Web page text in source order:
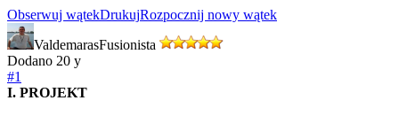
Obserwuj wątekDrukujRozpocznij nowy wątek
ValdemarasFusionista
Dodano 20 y
#1
I. PROJEKT